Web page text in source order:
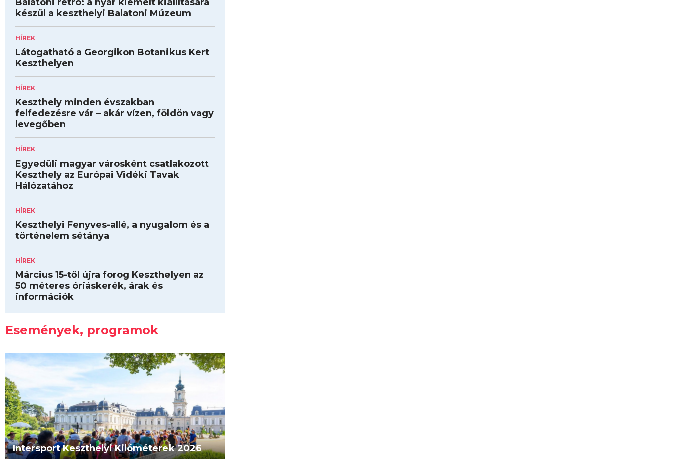
készül a keszthelyi Balatoni Múzeum
HÍREK
Látogatható a Georgikon Botanikus Kert
Keszthelyen
HÍREK
Keszthely minden évszakban
felfedezésre vár – akár vízen, földön vagy
levegőben
HÍREK
Egyedüli magyar városként csatlakozott
Keszthely az Európai Vidéki Tavak
Hálózatához
HÍREK
Keszthelyi Fenyves-allé, a nyugalom és a
történelem sétánya
HÍREK
Március 15-től újra forog Keszthelyen az
50 méteres óriáskerék, árak és
információk
Események, programok
Intersport Keszthelyi Kilóméterek 2026